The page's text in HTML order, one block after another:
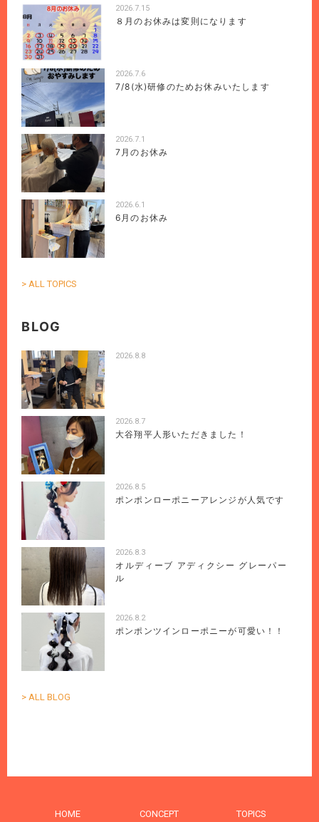
2026.7.15
８月のお休みは変則になります
2026.7.6
7/8(水)研修のためお休みいたします
2026.7.1
7月のお休み
2026.6.1
6月のお休み
> ALL TOPICS
BLOG
2026.8.8
2026.8.7
大谷翔平人形いただきました！
2026.8.5
ポンポンローポニーアレンジが人気です
2026.8.3
オルディーブ アディクシー グレーパー
ル
2026.8.2
ポンポンツインローポニーが可愛い！！
> ALL BLOG
HOME CONCEPT TOPICS